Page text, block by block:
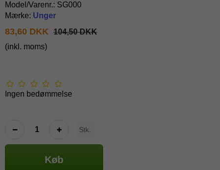
Model/Varenr.: SG000
Mærke: Unger
83,60 DKK 104,50 DKK
(inkl. moms)
Ingen bedømmelse
Stk.
Køb